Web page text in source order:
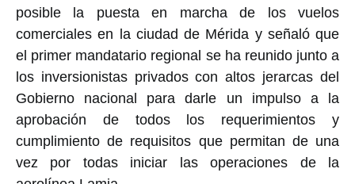
posible la puesta en marcha de los vuelos
comerciales en la ciudad de Mérida y señaló que
el primer mandatario regional se ha reunido junto a
los inversionistas privados con altos jerarcas del
Gobierno nacional para darle un impulso a la
aprobación de todos los requerimientos y
cumplimiento de requisitos que permitan de una
vez por todas iniciar las operaciones de la